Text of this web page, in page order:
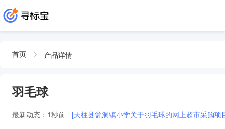
首页 产品详情
羽毛球
最新动态： 1秒前 [天柱县瓮洞镇小学关于羽毛球的网上超市采购项